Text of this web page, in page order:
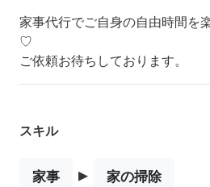
家事代行でご自身の自由時間を
♡
ご依頼お待ちしております。
スキル
家事 ▸ 家の掃除